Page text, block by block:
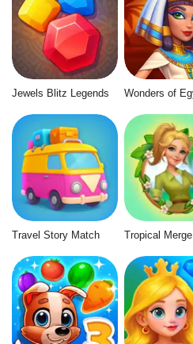
Jewels Blitz Legends
Travel Story Match Tropical Merge